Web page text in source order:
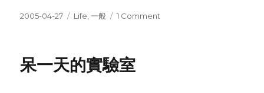
Posted
2005-04-27 Categories
Life ,一般 1 Comment
呆一天的實驗室